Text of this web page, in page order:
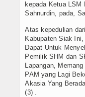
kepada Ketua LSM
Sahnurdin, pada,
Atas kepedulian
Kabupaten Siak
Dapat Untuk
Pemilik SHM dan
Lapangan,
PAM yang Lagi
Akasia Yang
(3) .